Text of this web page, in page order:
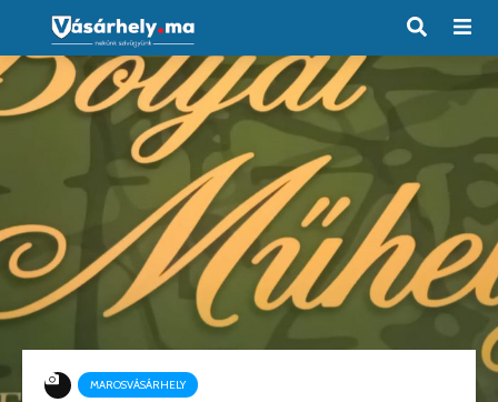
MAROSVÁSÁRHELY